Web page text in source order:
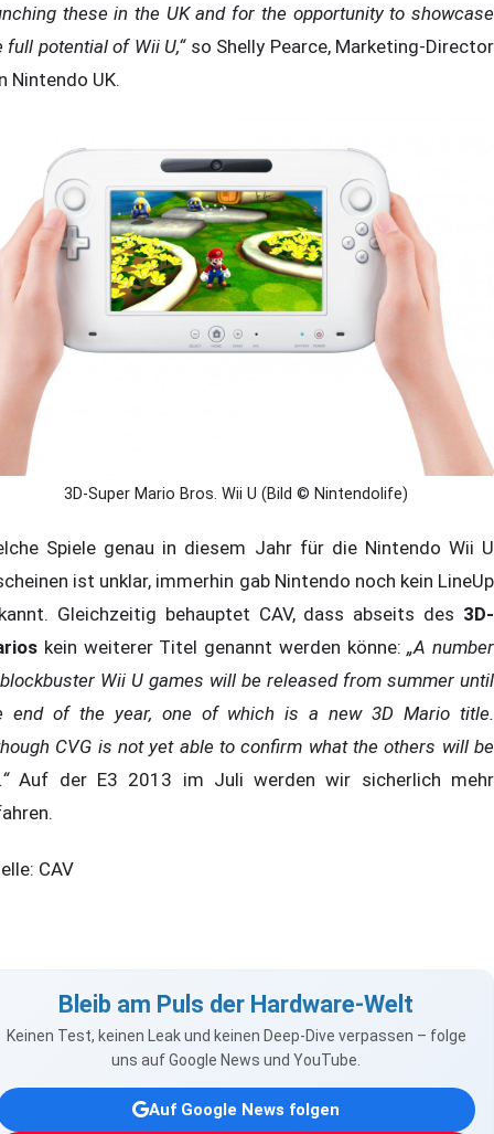
these in the UK and for the opportunity to showcase
full potential of Wii U,“so Shelly Pearce, Marketing-Director
Nintendo UK.
3D-Super Mario Bros. Wii U (Bild © Nintendolife)
Spiele genau in diesem Jahr für die Nintendo Wii U
ist unklar, immerhin gab Nintendo noch kein LineUp
Gleichzeitig behauptet CAV, dass abseits des 3D-
kein weiterer Titel genannt werden könne:„A number
Wii U games will be released from summer until
end of the year, one of which is a new 3D Mario title.
CVG is not yet able to confirm what the others will be
Auf der E3 2013 im Juli werden wir sicherlich mehr
CAV
Bleib am Puls der Hardware-Welt
Keinen Test, keinen Leak und keinen Deep-Dive verpassen – folge
uns auf Google News und YouTube.
Auf Google News folgen